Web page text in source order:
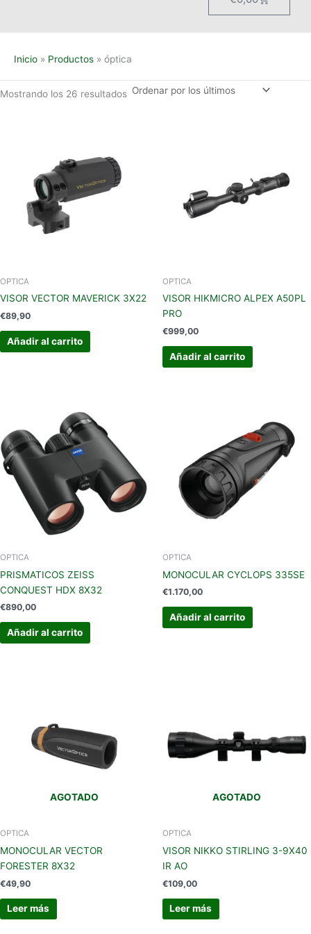
Inicio Productos óptica
Mostrando los 26 resultados
OPTICA
VISOR VECTOR MAVERICK 3X22
€89,90
Añadir al carrito
OPTICA
VISOR HIKMICRO ALPEX A50PL
PRO
€999,00
Añadir al carrito
OPTICA
PRISMATICOS ZEISS
CONQUEST HDX 8X32
€890,00
Añadir al carrito
OPTICA
MONOCULAR CYCLOPS 335SE
€1.170,00
Añadir al carrito
AGOTADO
OPTICA
MONOCULAR VECTOR
FORESTER 8X32
€49,90
Leer más
AGOTADO
OPTICA
VISOR NIKKO STIRLING 3-9X40
IR AO
€109,00
Leer más